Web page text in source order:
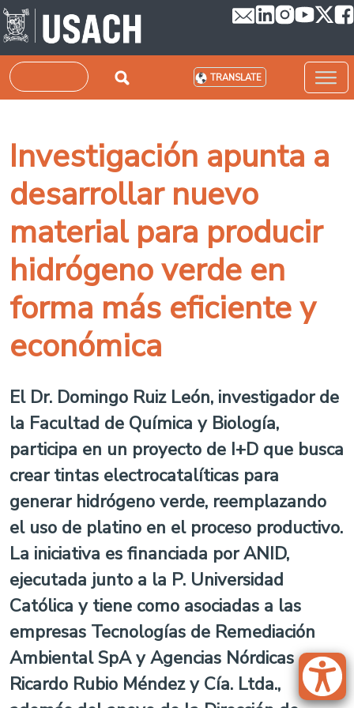
Skip to main content
Search TRANSLATE
Investigación apunta a
desarrollar nuevo
material para producir
hidrógeno verde en
forma más eficiente y
económica
El Dr. Domingo Ruiz León, investigador de
la Facultad de Química y Biología,
participa en un proyecto de I+D que busca
crear tintas electrocatalíticas para
generar hidrógeno verde, reemplazando
el uso de platino en el proceso productivo.
La iniciativa es financiada por ANID,
ejecutada junto a la P. Universidad
Católica y tiene como asociadas a las
empresas Tecnologías de Remediación
Ambiental SpA y Agencias Nórdicas
Ricardo Rubio Méndez y Cía. Ltda.,